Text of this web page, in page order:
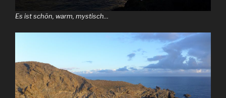
Es ist schön, warm, mystisch…